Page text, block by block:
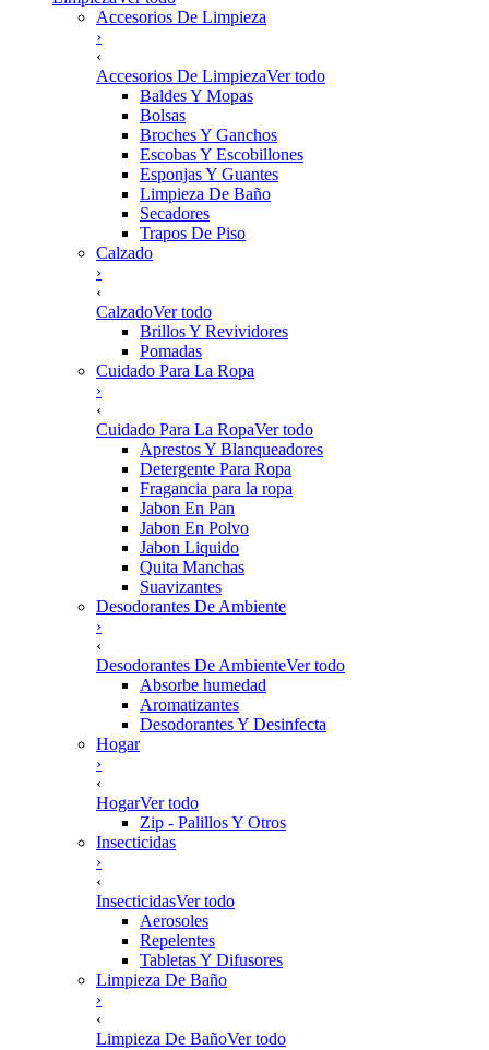
Accesorios De Limpieza
›
‹
Accesorios De LimpiezaVer todo
Baldes Y Mopas
Bolsas
Broches Y Ganchos
Escobas Y Escobillones
Esponjas Y Guantes
Limpieza De Baño
Secadores
Trapos De Piso
Calzado
›
‹
CalzadoVer todo
Brillos Y Revividores
Pomadas
Cuidado Para La Ropa
›
‹
Cuidado Para La RopaVer todo
Aprestos Y Blanqueadores
Detergente Para Ropa
Fragancia para la ropa
Jabon En Pan
Jabon En Polvo
Jabon Liquido
Quita Manchas
Suavizantes
Desodorantes De Ambiente
›
‹
Desodorantes De AmbienteVer todo
Absorbe humedad
Aromatizantes
Desodorantes Y Desinfecta
Hogar
›
‹
HogarVer todo
Zip - Palillos Y Otros
Insecticidas
›
‹
InsecticidasVer todo
Aerosoles
Repelentes
Tabletas Y Difusores
Limpieza De Baño
›
‹
Limpieza De BañoVer todo